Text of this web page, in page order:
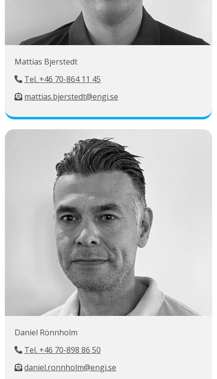
Mattias Bjerstedt
Tel. +46 70-864 11 45
mattias.bjerstedt@engi.se
Daniel Rönnholm
Tel. +46 70-898 86 50
daniel.ronnholm@engi.se